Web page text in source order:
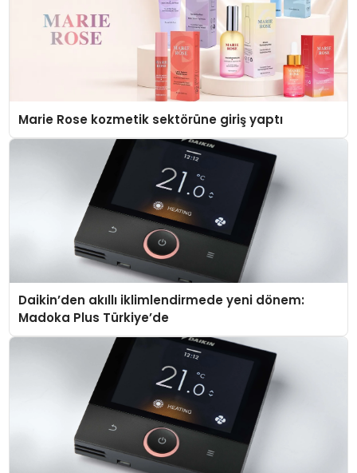
Marie Rose kozmetik sektörüne giriş yaptı
Daikin’den akıllı iklimlendirmede yeni dönem:
Madoka Plus Türkiye’de